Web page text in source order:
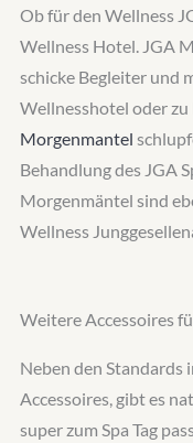
Ob für den Wellness
Wellness Hotel. JGA
schicke Begleiter und
Wellnesshotel oder
Morgenmantel
Behandlung des JGA
Morgenmäntel sind
Wellness
Weitere Accessoires
Neben den Standards
Accessoires, gibt es
super zum Spa Tag